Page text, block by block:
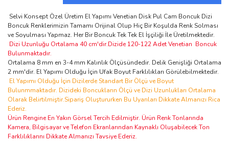
Selvi Konsept Özel Üretim El Yapımı Venetian Disk Pul Cam Boncuk Dizi
Boncuk Renklerimizin Tamamı Orijinal Olup Hiç Bir Koşulda Renk Solması
ve Soyulması Yapmaz. Her Bir Boncuk Tek Tek El İşçiliği İle Üretilmektedir.
Dizi Uzunluğu Ortalama 40 cm'dir.Dizide 120-122 Adet Venetian Boncuk
Bulunmaktadır.
Ortalama 8 mm en 3-4 mm Kalınlık Ölçüsündedir. Delik Genişliği Ortalama
2 mm'dir. El Yapımı Olduğu İçin Ufak Boyut Farklılıkları Görülebilmektedir.
El Yapımı Olduğu İçin Dizilerde Standart Bir Ölçü ve Boyut
Bulunmmaktadır. Dizideki Boncukların Ölçü ve Dizi Uzunlukları Ortalama
Olarak Belirtilmiştir.Sipariş Oluştururken Bu Uyarıları Dikkate Almanızı Rica
Ederiz.
Ürün Rengine En Yakın Görsel Tercih Edilmiştir. Ürün Renk Tonlarında
Kamera, Bilgisayar ve Telefon Ekranlarından Kaynaklı Oluşabilecek Ton
Farklılıklarını Dikkate Almanızı Tavsiye Ederiz.